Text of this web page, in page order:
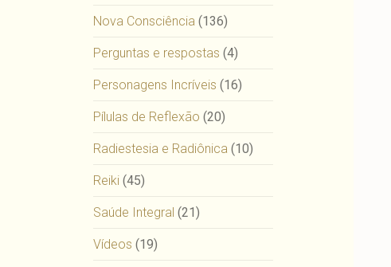
Nova Consciência (136)
Perguntas e respostas (4)
Personagens Incríveis (16)
Pílulas de Reflexão (20)
Radiestesia e Radiônica (10)
Reiki (45)
Saúde Integral (21)
Vídeos (19)